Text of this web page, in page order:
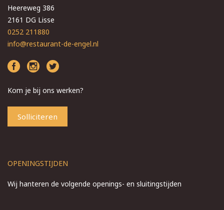
Heereweg 386
2161 DG Lisse
0252 211880
info@restaurant-de-engel.nl
Kom je bij ons werken?
Solliciteren
OPENINGSTIJDEN
Wij hanteren de volgende openings- en sluitingstijden